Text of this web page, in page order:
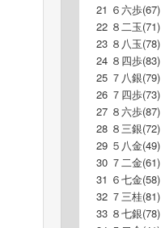
21 ６六歩(67)
22 ８二玉(71)
23 ８八玉(78)
24 ８四歩(83)
25 ７八銀(79)
26 ７四歩(73)
27 ８六歩(87)
28 ８三銀(72)
29 ５八金(49)
30 ７二金(61)
31 ６七金(58)
32 ７三桂(81)
33 ８七銀(78)